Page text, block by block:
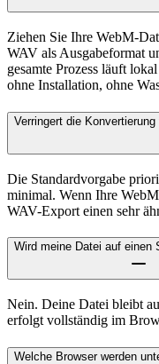
Ziehen Sie Ihre WebM-
WAV als Ausgabeformat
gesamte Prozess läuft
ohne Installation, ohne
Verringert die
Die Standardvorgabe
minimal. Wenn Ihre
WAV-Export einen sehr
Wird meine Datei auf einen
Nein. Deine Datei bleibt
erfolgt vollständig im
Welche Browser werden